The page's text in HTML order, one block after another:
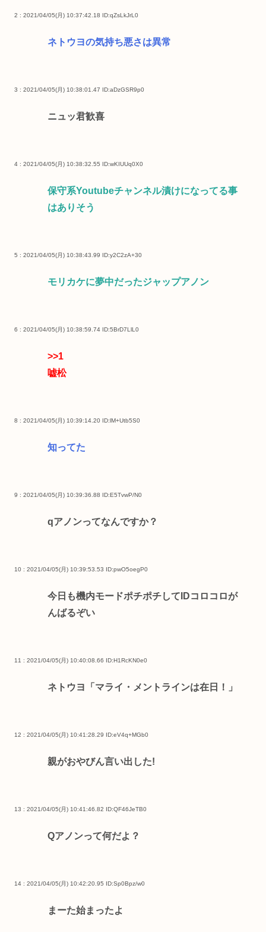
2 : 2021/04/05(月) 10:37:42.18 ID:qZsLkJrL0
ネトウヨの気持ち悪さは異常
3 : 2021/04/05(月) 10:38:01.47 ID:aDzGSR9p0
ニュッ君歓喜
4 : 2021/04/05(月) 10:38:32.55 ID:wKIUUq0X0
保守系Youtubeチャンネル漬けになってる事
はありそう
5 : 2021/04/05(月) 10:38:43.99 ID:y2C2zA+30
モリカケに夢中だったジャップアノン
6 : 2021/04/05(月) 10:38:59.74 ID:5BrD7LlL0
>>1
嘘松
8 : 2021/04/05(月) 10:39:14.20 ID:lM+Utb5S0
知ってた
9 : 2021/04/05(月) 10:39:36.88 ID:E5TvwP/N0
qアノンってなんですか？
10 : 2021/04/05(月) 10:39:53.53 ID:pwO5oegP0
今日も機内モードポチポチしてIDコロコロが
んばるぞい
11 : 2021/04/05(月) 10:40:08.66 ID:H1RcKN0e0
ネトウヨ「マライ・メントラインは在日！」
12 : 2021/04/05(月) 10:41:28.29 ID:eV4q+MGb0
親がおやびん言い出した!
13 : 2021/04/05(月) 10:41:46.82 ID:QF46JeTB0
Qアノンって何だよ？
14 : 2021/04/05(月) 10:42:20.95 ID:Sp0Bpz/w0
まーた始まったよ